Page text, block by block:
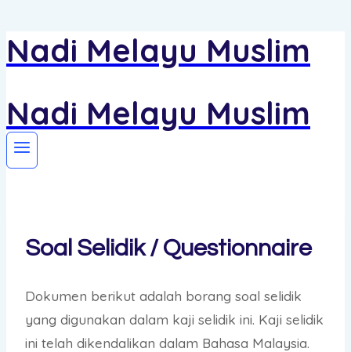
Skip
to
Nadi Melayu Muslim
Nadi Melayu Muslim
Soal Selidik / Questionnaire
Dokumen berikut adalah borang soal selidik
yang digunakan dalam kaji selidik ini. Kaji selidik
ini telah dikendalikan dalam Bahasa Malaysia.